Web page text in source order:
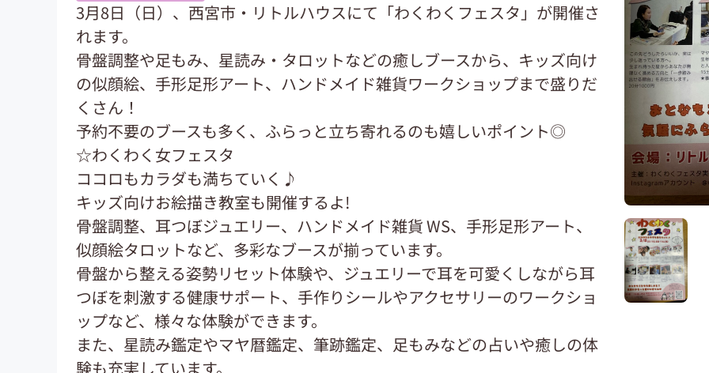
3月8日（日）、西宮市・リトルハウスにて「わくわくフェスタ」が開催さ
れます。
骨盤調整や足もみ、星読み・タロットなどの癒しブースから、キッズ向け
の似顔絵、手形足形アート、ハンドメイド雑貨ワークショップまで盛りだ
くさん！
予約不要のブースも多く、ふらっと立ち寄れるのも嬉しいポイント◎
☆わくわく女フェスタ
ココロもカラダも満ちていく♪
キッズ向けお絵描き教室も開催するよ!
骨盤調整、耳つぼジュエリー、ハンドメイド雑貨 WS、手形足形アート、
似顔絵タロットなど、多彩なブースが揃っています。
骨盤から整える姿勢リセット体験や、ジュエリーで耳を可愛くしながら耳
つぼを刺激する健康サポート、手作りシールやアクセサリーのワークショ
ップなど、様々な体験ができます。
また、星読み鑑定やマヤ暦鑑定、筆跡鑑定、足もみなどの占いや癒しの体
験も充実しています。